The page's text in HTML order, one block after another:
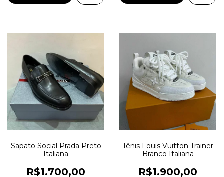
Sapato Social Prada Preto
Italiana
R$1.700,00
Tênis Louis Vuitton Trainer
Branco Italiana
R$1.900,00